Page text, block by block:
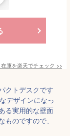
庫を楽天でチェック >>
クトデスクです
デザインになっ
る実用的な壁面
のですので、